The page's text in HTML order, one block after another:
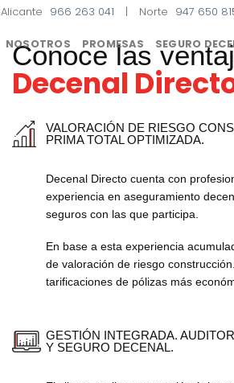
Alicante 966 263 041 | Norte 947 650
NOSOTROS PROMESAS SEGURO
Conoce las
Decenal
VALORACIÓN DE RIESGO
PRIMA TOTAL OPTIMIZADA.
Decenal Directo cuenta con
experiencia en aseguramiento
seguros con las que participa.
En base a esta experiencia
de valoración de riesgo
tarificaciones de pólizas más
GESTIÓN INTEGRADA.
Y SEGURO DECENAL.